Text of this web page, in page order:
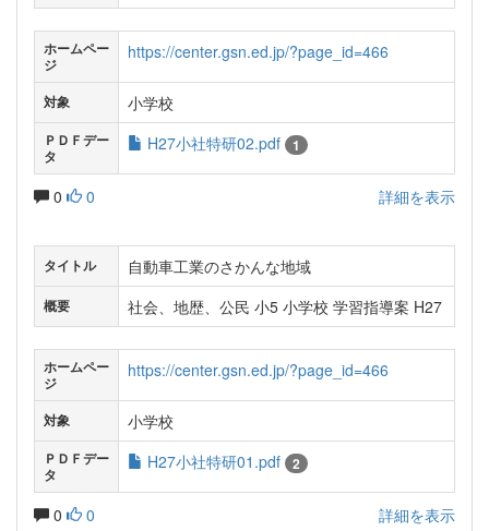
ホームペー
ジ
https://center.gsn.ed.jp/?page_id=466
対象 小学校
ＰＤＦデー
タ
H27小社特研02.pdf 1
0 0 詳細を表示
タイトル 自動車工業のさかんな地域
概要 社会、地歴、公民 小5 小学校 学習指導案 H27
ホームペー
ジ
https://center.gsn.ed.jp/?page_id=466
対象 小学校
ＰＤＦデー
タ
H27小社特研01.pdf 2
0 0 詳細を表示